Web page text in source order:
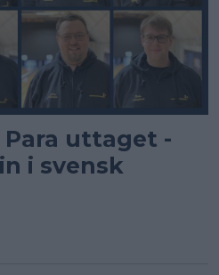
Para uttaget -
i svensk